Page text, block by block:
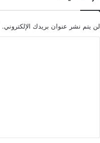
لن يتم نشر عنوان بريدك الإلكتروني.